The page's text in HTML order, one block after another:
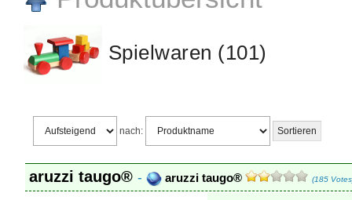
Spielwaren (101)
nach:
aruzzi taugo® - aruzzi taugo® (185